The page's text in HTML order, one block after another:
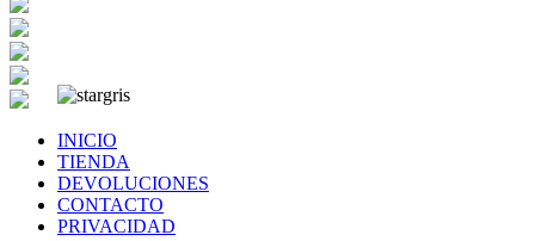
INICIO
TIENDA
DEVOLUCIONES
CONTACTO
PRIVACIDAD